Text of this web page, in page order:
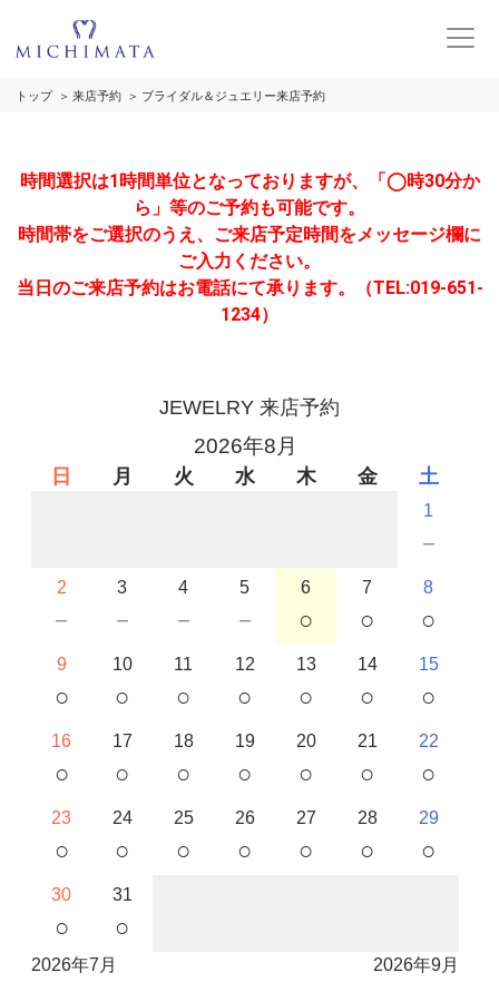
トップ 来店予約 ブライダル＆ジュエリー来店予約
時間選択は1時間単位となっておりますが、「◯時30分か
ら」等のご予約も可能です。
時間帯をご選択のうえ、ご来店予定時間をメッセージ欄に
ご入力ください。
当日のご来店予約はお電話にて承ります。（TEL:019-651-
1234）
JEWELRY 来店予約
2026年8月
日 月 火 水 木 金 土
1
－
2
－
3
－
4
－
5
－
6
○
7
○
8
○
9
○
10
○
11
○
12
○
13
○
14
○
15
○
16
○
17
○
18
○
19
○
20
○
21
○
22
○
23
○
24
○
25
○
26
○
27
○
28
○
29
○
30
○
31
○
2026年7月 2026年9月